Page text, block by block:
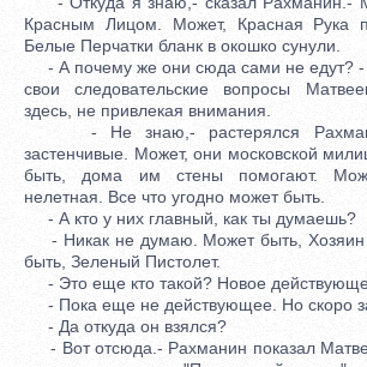
Красным Лицом. Может, Красная Рука
Белые Перчатки бланк в окошко сунули.
- А почему же они сюда сами не едут? -
свои следовательские вопросы
здесь, не привлекая внимания.
- Не знаю,- растерялся
застенчивые. Может, они московской
быть, дома им стены помогают.
нелетная. Все что угодно может быть.
- А кто у них главный, как ты думаешь?
- Никак не думаю. Может быть,
быть, Зеленый Пистолет.
- Это еще кто такой? Новое
- Пока еще не действующее. Но скоро
- Да откуда он взялся?
- Вот отсюда.- Рахманин показал